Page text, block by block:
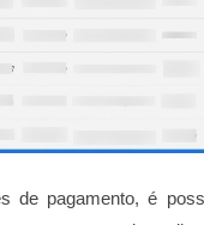
de pagamento, é